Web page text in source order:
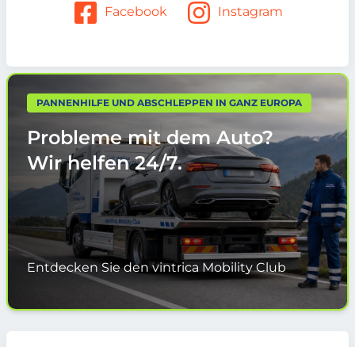
Facebook Instagram
PANNENHILFE UND ABSCHLEPPEN IN GANZ EUROPA
Probleme mit dem Auto?
Wir helfen24/7.
Entdecken Sie den vintrica Mobility Club